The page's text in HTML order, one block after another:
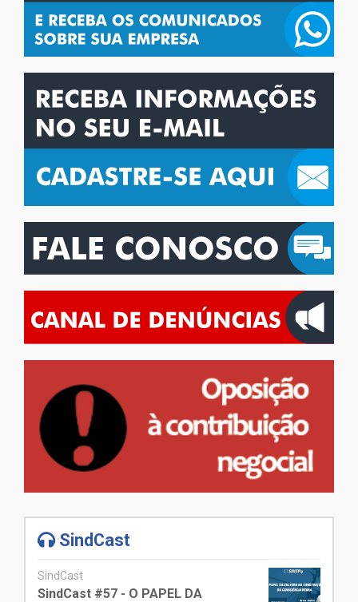
SindCast
SindCast
SindCast #57 - O PAPEL DA